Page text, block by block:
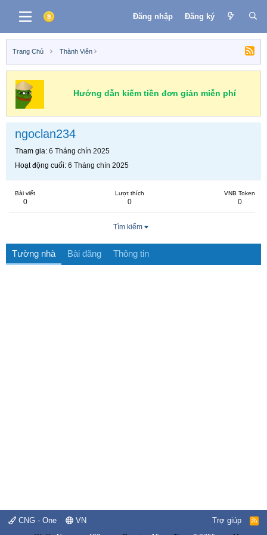
Đăng nhập Đăng ký
Trang Chủ Thành Viên
Hướng dẫn kiếm tiền đơn giản miễn phí
ngoclan234
Tham gia 6 Tháng chín 2025
Hoạt động cuối 6 Tháng chín 2025
Bài viết
0
Lượt thích
0
VNB Token
0
Tìm kiếm
Tường nhà Bài đăng Thông tin
CNG - One VN Trợ giúp
R